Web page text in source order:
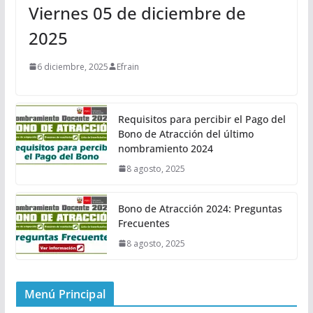
Viernes 05 de diciembre de
2025
6 diciembre, 2025 Efrain
Requisitos para percibir el Pago del
Bono de Atracción del último
nombramiento 2024
8 agosto, 2025
Bono de Atracción 2024: Preguntas
Frecuentes
8 agosto, 2025
Menú Principal